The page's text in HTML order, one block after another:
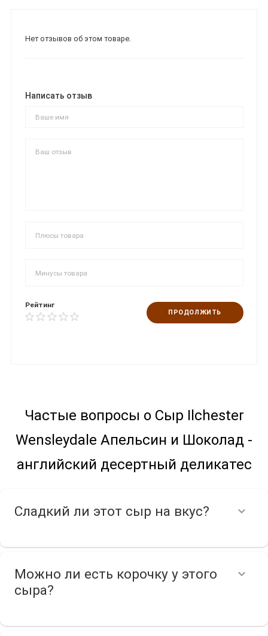
Нет отзывов об этом товаре.
Написать отзыв
Рейтинг
ПРОДОЛЖИТЬ
Частые вопросы о Сыр Ilchester
Wensleydale Апельсин и Шоколад -
английский десертный деликатес
Сладкий ли этот сыр на вкус?
Можно ли есть корочку у этого
сыра?